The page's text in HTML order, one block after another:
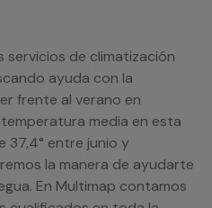
servicios de climatización
ayuda con la
frente al verano en
media en esta
37,4° entre junio y
la manera de ayudarte
En Multimap contamos